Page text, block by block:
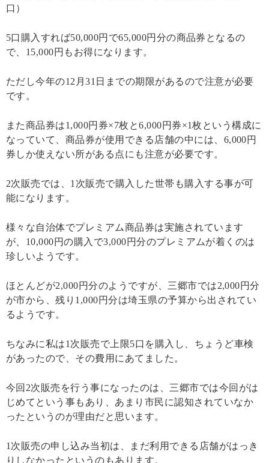
口）
5口購入すれば50,000円で65,000円分の商品券となるの
で、15,000円もお得になります。
ただし今年の12月31日までの期限があるので注意が必要
です。
また商品券は1,000円券×7枚と6,000円券×1枚という構成に
なっていて、商品券が使用できる店舗の中には、6,000円
券しか使えない所がある点にも注意が必要です。
2次販売では、1次販売で購入した世帯も購入する事が可
能になります。
様々な自治体でプレミアム商品券は実施されています
が、10,000円の購入で3,000円分のプレミアムが着くのは
珍しいようです。
ほとんどが2,000円分のようですが、三郷市では2,000円分
が市から、残り1,000円分は埼玉県の予算から出されてい
るようです。
ちなみに私は1次販売で上限5口を購入し、ちょうど車検
があったので、その費用にあてました。
今回2次販売を行う事になったのは、三郷市では今回がは
じめてという事もあり、あまり市民に認知されていなか
ったというのが理由だと思います。
1次販売の申し込み当初は、まだ利用できる店舗がはっき
りしなかったというのもあります。